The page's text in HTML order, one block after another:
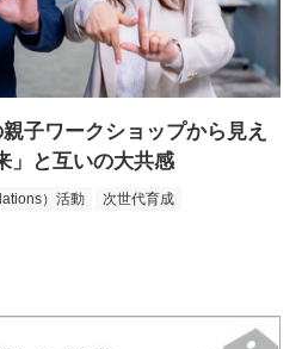
子ワークショップから見え
」と互いの大共感
）活動 次世代育成